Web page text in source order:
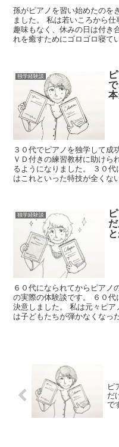
孫がピアノを習い始めたのを
ました。 私は若いころから
趣味もなく、休みの日は付き
れを癒すためにゴロゴロ寝て
独学経験談
本
３０代でピアノを独学して成
ＶＤ付きの練習教材に助けら
るようになりました。 ３０
はこれといった特技が全くな
独学経験談
６０代になられてからピアノ
の実際の体験談です。 ６０代
決意しました。 私は元々ピ
は子どもたちが弾かなくなっ
ピ
だ
で